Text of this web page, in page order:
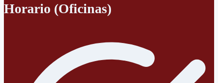
Horario (Oficinas)